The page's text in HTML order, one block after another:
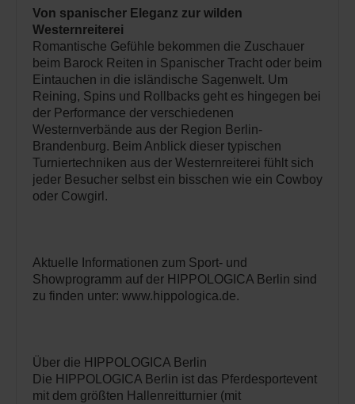
Von spanischer Eleganz zur wilden
Westernreiterei
Romantische Gefühle bekommen die Zuschauer
beim Barock Reiten in Spanischer Tracht oder beim
Eintauchen in die isländische Sagenwelt. Um
Reining, Spins und Rollbacks geht es hingegen bei
der Performance der verschiedenen
Westernverbände aus der Region Berlin-
Brandenburg. Beim Anblick dieser typischen
Turniertechniken aus der Westernreiterei fühlt sich
jeder Besucher selbst ein bisschen wie ein Cowboy
oder Cowgirl.
Aktuelle Informationen zum Sport- und
Showprogramm auf der HIPPOLOGICA Berlin sind
zu finden unter: www.hippologica.de.
Über die HIPPOLOGICA Berlin
Die HIPPOLOGICA Berlin ist das Pferdesportevent
mit dem größten Hallenreitturnier (mit